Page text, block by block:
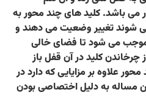
می باشد. کلید های چند محور به
شوند تغییر وضعیت می دهند و
موجب می شود تا فضای خالی
کلید در آن قفل باز
علاوه بر مزایایی که دارد در
مساله به دلیل اختصاصی بودن